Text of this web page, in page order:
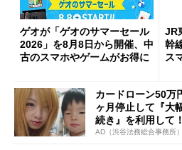
ゲオが「ゲオのサマーセール
2026」を8月8日から開催、中
古のスマホやゲームがお得に
JR
幹
ス
カードローン50万
ヶ月停止して『大
続き』を利用して！
AD（渋谷法務総合事務所）